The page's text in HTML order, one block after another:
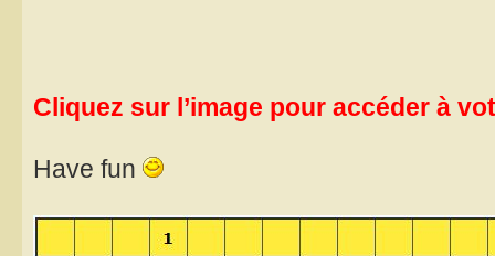
Cliquez sur l’image pour accéder à
Have fun